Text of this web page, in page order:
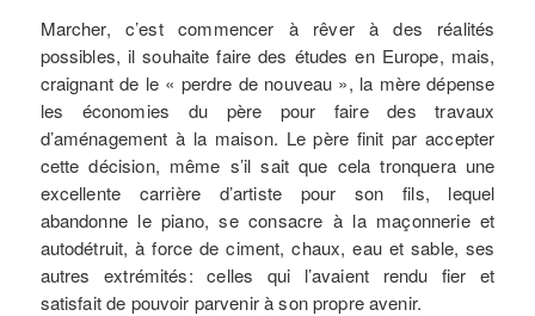
Marcher, c’est commencer à rêver à des réalités
possibles, il souhaite faire des études en Europe, mais,
craignant de le « perdre de nouveau », la mère dépense
les économies du père pour faire des travaux
d’aménagement à la maison. Le père finit par accepter
cette décision, même s’il sait que cela tronquera une
excellente carrière d’artiste pour son fils, lequel
abandonne le piano, se consacre à la maçonnerie et
autodétruit, à force de ciment, chaux, eau et sable, ses
autres extrémités: celles qui l’avaient rendu fier et
satisfait de pouvoir parvenir à son propre avenir.